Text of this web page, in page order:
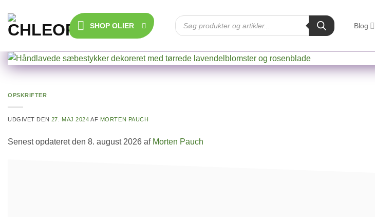
indhold
SHOP OLIER
Products
search
Blog
OPSKRIFTER
UDGIVET DEN 27. MAJ 2024 AF MORTEN PAUCH
Senest opdateret den 8. august 2026 af Morten Pauch